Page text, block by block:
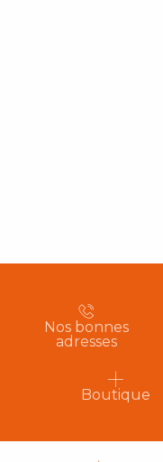
Nos bonnes
adresses
Boutique